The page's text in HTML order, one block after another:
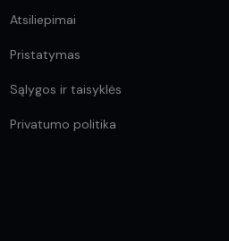
Atsiliepimai
Pristatymas
Sąlygos ir taisyklės
Privatumo politika